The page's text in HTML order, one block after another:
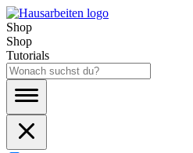
Shop
Shop
Tutorials